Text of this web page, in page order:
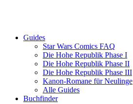
Guides
Star Wars Comics FAQ
Die Hohe Republik Phase I
Die Hohe Republik Phase II
Die Hohe Republik Phase III
Kanon-Romane für Neulinge
Alle Guides
Buchfinder